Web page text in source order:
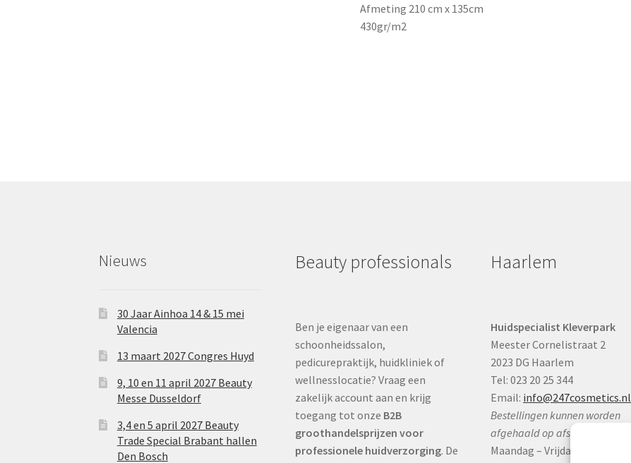
Afmeting 210 cm x 135cm
430gr/m2
Nieuws
30 Jaar Ainhoa 14 & 15 mei
Valencia
13 maart 2027 Congres Huyd
9, 10 en 11 april 2027 Beauty
Messe Dusseldorf
3,4 en 5 april 2027 Beauty
Trade Special Brabant hallen
Den Bosch
Beauty professionals
Ben je eigenaar van een
schoonheidssalon,
pedicurepraktijk, huidkliniek of
wellnesslocatie? Vraag een
zakelijk account aan en krijg
toegang tot onze B2B
groothandelsprijzen voor
professionele huidverzorging. De
Haarlem
Huidspecialist Kleverpark
Meester Cornelistraat 2
2023 DG Haarlem
Tel: 023 20 25 344
Email: info@247cosmetics.nl
Bestellingen kunnen worden
afgehaald op afspraak:
Maandag – Vrijdag: